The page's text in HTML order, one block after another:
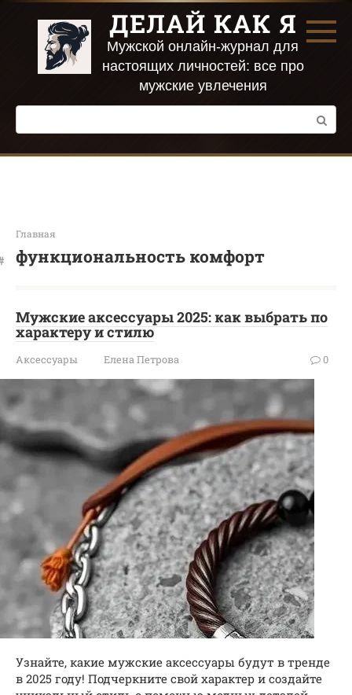
Перейти
контенту
ДЕЛАЙ КАК Я
Мужской онлайн-журнал для
настоящих личностей: все про
мужские увлечения
Поиск:
Главная
функциональность комфорт
Мужские аксессуары 2025: как выбрать по
характеру и стилю
Аксессуары Елена Петрова 0
Узнайте, какие мужские аксессуары будут в тренде
в 2025 году! Подчеркните свой характер и создайте